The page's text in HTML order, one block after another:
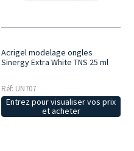
Acrigel modelage ongles
Sinergy Extra White TNS 25 ml
Réf: UN707
Entrez pour visualiser vos prix
et acheter